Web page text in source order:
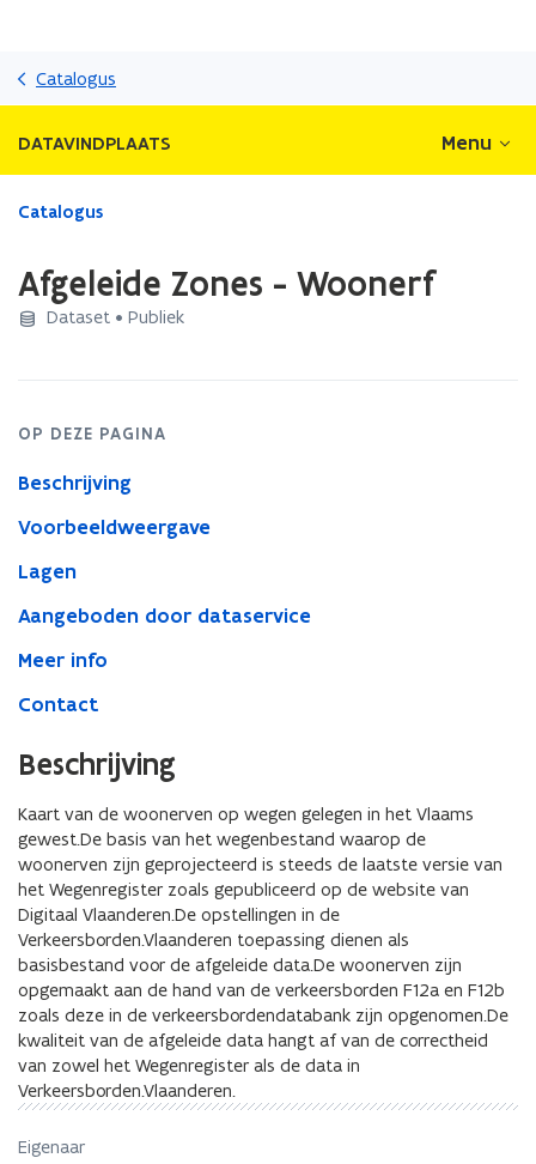
gaan
Catalogus
DATAVINDPLAATS Menu
Gedaan
bevindt
Catalogus
Afgeleide Zones - Woonerf
Dataset • Publiek
OP DEZE PAGINA
Beschrijving
Voorbeeldweergave
Lagen
Aangeboden door dataservice
Meer info
Contact
Beschrijving
Kaart van de woonerven op wegen gelegen in het Vlaams
gewest.De basis van het wegenbestand waarop de
woonerven zijn geprojecteerd is steeds de laatste versie van
het Wegenregister zoals gepubliceerd op de website van
Digitaal Vlaanderen.De opstellingen in de
Verkeersborden.Vlaanderen toepassing dienen als
basisbestand voor de afgeleide data.De woonerven zijn
opgemaakt aan de hand van de verkeersborden F12a en F12b
zoals deze in de verkeersbordendatabank zijn opgenomen.De
kwaliteit van de afgeleide data hangt af van de correctheid
van zowel het Wegenregister als de data in
Verkeersborden.Vlaanderen.
Eigenaar